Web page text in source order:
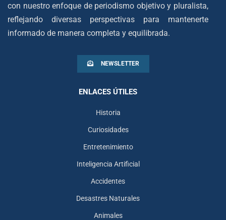
con nuestro enfoque de periodismo objetivo y pluralista,
reflejando diversas perspectivas para mantenerte
informado de manera completa y equilibrada.
NEWSLETTER
ENLACES ÚTILES
Historia
Curiosidades
Entretenimiento
Inteligencia Artificial
Accidentes
Desastres Naturales
Animales